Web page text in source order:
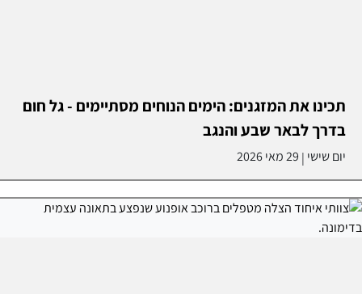
תכינו את המזגנים: הימים הנוחים מסתיימים - גל חום
בדרך לבאר שבע והנגב
יום שישי | 29 מאי 2026